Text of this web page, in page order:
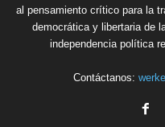
al pensamiento crítico para la
democrática y libertaria de
independencia política
Contáctanos: